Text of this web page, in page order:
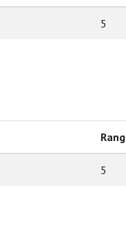
5
Rang
5